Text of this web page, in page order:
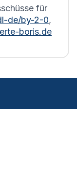
für
de/by-2-0,
boris.de